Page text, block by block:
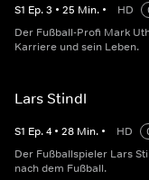
S1 Ep.3 • 25 Min. • HD
Der Fußball-Profi Mark
Karriere und sein Leben.
Lars Stindl
S1 Ep.4 • 28 Min. • HD
Der Fußballspieler Lars
nach dem Fußball.